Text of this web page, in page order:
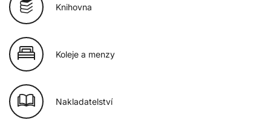
Knihovna
Koleje a menzy
Nakladatelství